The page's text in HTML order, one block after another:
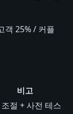
객 25% / 커플
비고
절 + 사전 테스